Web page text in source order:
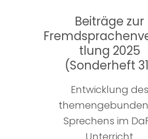
Beiträge zur
tlung 2025
(Sonderheft
Entwicklung des
Sprechens im